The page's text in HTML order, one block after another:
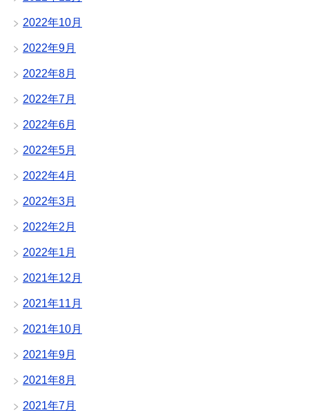
2022年10月
2022年9月
2022年8月
2022年7月
2022年6月
2022年5月
2022年4月
2022年3月
2022年2月
2022年1月
2021年12月
2021年11月
2021年10月
2021年9月
2021年8月
2021年7月